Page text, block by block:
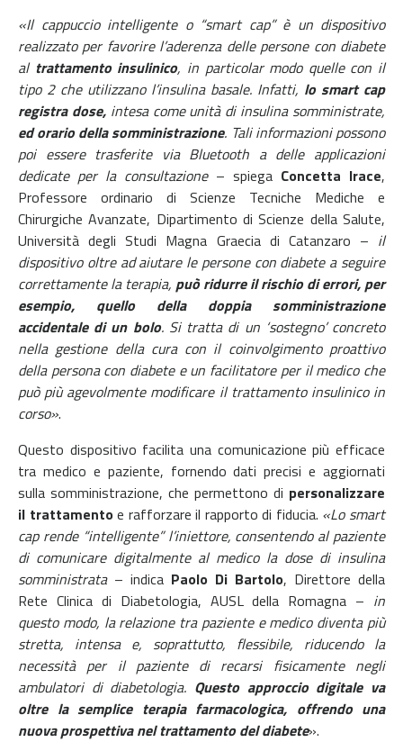
«Il cappuccio intelligente o “smart cap” è un dispositivo
realizzato per favorire l’aderenza delle persone con diabete
al trattamento insulinico, in particolar modo quelle con il
tipo 2 che utilizzano l’insulina basale. Infatti, lo smart cap
registra dose,intesa come unità di insulina somministrate,
ed orario della somministrazione. Tali informazioni possono
poi essere trasferite via Bluetooth a delle applicazioni
dedicate per la consultazione– spiega Concetta Irace,
Professore ordinario di Scienze Tecniche Mediche e
Chirurgiche Avanzate, Dipartimento di Scienze della Salute,
Università degli Studi Magna Graecia di Catanzaro – il
dispositivo oltre ad aiutare le persone con diabete a seguire
correttamente la terapia, può ridurre il rischio di errori, per
esempio, quello della doppia somministrazione
accidentale di un bolo. Si tratta di un ‘sostegno’ concreto
nella gestione della cura con il coinvolgimento proattivo
della persona con diabete e un facilitatore per il medico che
può più agevolmente modificare il trattamento insulinico in
corso».
Questo dispositivo facilita una comunicazione più efficace
tra medico e paziente, fornendo dati precisi e aggiornati
sulla somministrazione, che permettono di personalizzare
il trattamentoe rafforzare il rapporto di fiducia. «Lo smart
cap rende “intelligente” l’iniettore, consentendo al paziente
di comunicare digitalmente al medico la dose di insulina
somministrata– indica Paolo Di Bartolo, Direttore della
Rete Clinica di Diabetologia, AUSL della Romagna – in
questo modo, la relazione tra paziente e medico diventa più
stretta, intensa e, soprattutto, flessibile, riducendo la
necessità per il paziente di recarsi fisicamente negli
ambulatori di diabetologia. Questo approccio digitale va
oltre la semplice terapia farmacologica, offrendo una
nuova prospettiva nel trattamento del diabete».